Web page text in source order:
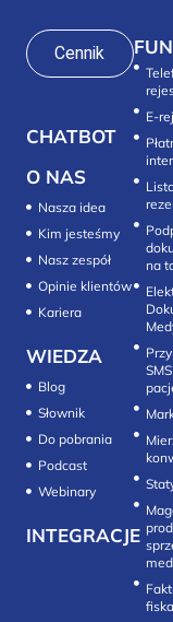
Cennik
CHATBOT
O NAS
Nasza idea
Kim jesteśmy
Nasz zespół
Opinie klientów
Kariera
WIEDZA
Blog
Słownik
Do pobrania
Podcast
Webinary
INTEGRACJE
E-
na